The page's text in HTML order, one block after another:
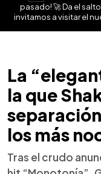
pasado! 🚀 Da el
invitamos a visitar el
La
la que
los más
Tras el crudo